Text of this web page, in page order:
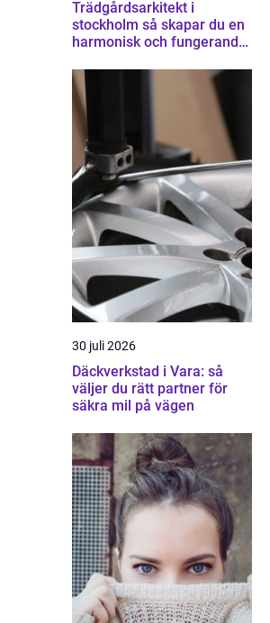
Trädgårdsarkitekt i
stockholm så skapar du en
harmonisk och fungerande
30 juli 2026
Däckverkstad i Vara: så
väljer du rätt partner för
säkra mil på vägen